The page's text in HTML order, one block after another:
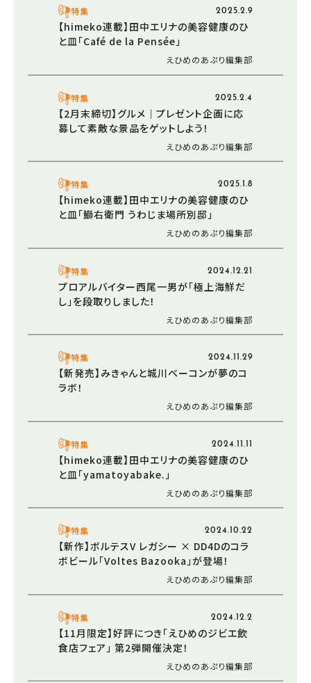
特集 2025.2.9
【himeko連載】田中エリナの美容健康のひ
と皿「Café de la Pensée」
えひめのあぷり編集部
特集 2025.2.4
【2月末締切】グルメ｜プレゼント企画に応
募して素敵な景品をゲットしよう！
えひめのあぷり編集部
特集 2025.1.8
【himeko連載】田中エリナの美容健康のひ
と皿「鰤右衛門 うわじま場所別邸」
えひめのあぷり編集部
特集 2024.12.21
プロアルバイター西尾一男が「極上海鮮だ
し」を段取りしました！
えひめのあぷり編集部
特集 2024.11.29
【新発売】みきゃんと城川ベーコンが夢のコ
ラボ！
えひめのあぷり編集部
特集 2024.11.11
【himeko連載】田中エリナの美容健康のひ
と皿「yamatoyabake.」
えひめのあぷり編集部
特集 2024.10.22
【新作】ボルテスV レガシー × DD4Dのコラ
ボビール「Voltes Bazooka」が登場！
えひめのあぷり編集部
特集 2024.12.2
【11月限定】好評につき「えひめのジビエ飲
食店フェア」 第2弾開催決定！
えひめのあぷり編集部